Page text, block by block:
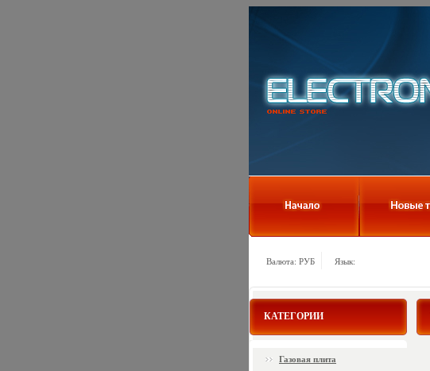
Валюта: РУБ Язык:
КАТЕГОРИИ
Газовая плита